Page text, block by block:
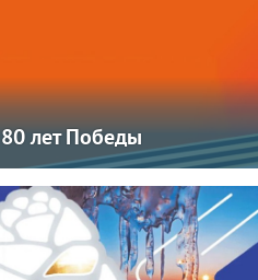
80 лет Победы